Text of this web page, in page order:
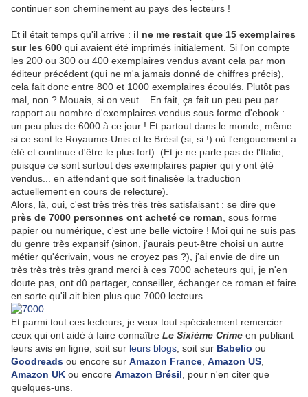
continuer son cheminement au pays des lecteurs !
Et il était temps qu'il arrive : il ne me restait que 15 exemplaires
sur les 600 qui avaient été imprimés initialement. Si l'on compte
les 200 ou 300 ou 400 exemplaires vendus avant cela par mon
éditeur précédent (qui ne m'a jamais donné de chiffres précis),
cela fait donc entre 800 et 1000 exemplaires écoulés. Plutôt pas
mal, non ? Mouais, si on veut... En fait, ça fait un peu peu par
rapport au nombre d'exemplaires vendus sous forme d'ebook :
un peu plus de 6000 à ce jour ! Et partout dans le monde, même
si ce sont le Royaume-Unis et le Brésil (si, si !) où l'engouement a
été et continue d'être le plus fort). (Et je ne parle pas de l'Italie,
puisque ce sont surtout des exemplaires papier qui y ont été
vendus... en attendant que soit finalisée la traduction
actuellement en cours de relecture).
Alors, là, oui, c'est très très très très satisfaisant : se dire que
près de 7000 personnes ont acheté ce roman , sous forme
papier ou numérique, c'est une belle victoire ! Moi qui ne suis pas
du genre très expansif (sinon, j'aurais peut-être choisi un autre
métier qu'écrivain, vous ne croyez pas ?), j'ai envie de dire un
très très très très grand merci à ces 7000 acheteurs qui, je n'en
doute pas, ont dû partager, conseiller, échanger ce roman et faire
en sorte qu'il ait bien plus que 7000 lecteurs.
Et parmi tout ces lecteurs, je veux tout spécialement remercier
ceux qui ont aidé à faire connaître Le Sixième Crime en publiant
leurs avis en ligne, soit sur leurs blogs , soit sur Babelio ou
Goodreads ou encore sur Amazon France Amazon US
Amazon UK ou encore Amazon Brésil , pour n'en citer que
quelques-uns.